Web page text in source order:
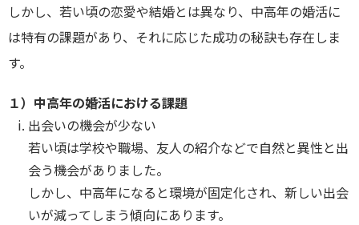
しかし、若い頃の恋愛や結婚とは異なり、中高年の婚活に
は特有の課題があり、それに応じた成功の秘訣も存在しま
す。
１） 中高年の婚活における課題
出会いの機会が少ない
若い頃は学校や職場、友人の紹介などで自然と異性と出
会う機会がありました。
しかし、中高年になると環境が固定化され、新しい出会
いが減ってしまう傾向にあります。